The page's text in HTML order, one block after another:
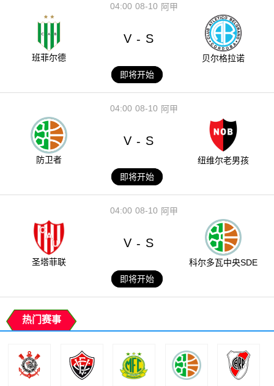
08-10
04:00 阿甲
班菲尔德
V - S
贝尔格拉诺
即将开始
08-10
04:00 阿甲
防卫者
V - S
纽维尔老男孩
即将开始
08-10
04:00 阿甲
圣塔菲联
V - S
科尔多瓦中央SDE
即将开始
热门赛事